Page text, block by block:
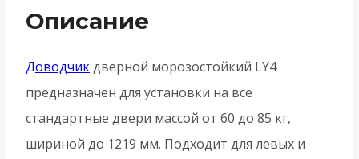
Bronze
кг
-
Бронза
Описание
Доводчикдверной морозостойкий LY4
предназначен для установки на все
стандартные двери массой от 60 до 85 кг,
шириной до 1219 мм. Подходит для левых и